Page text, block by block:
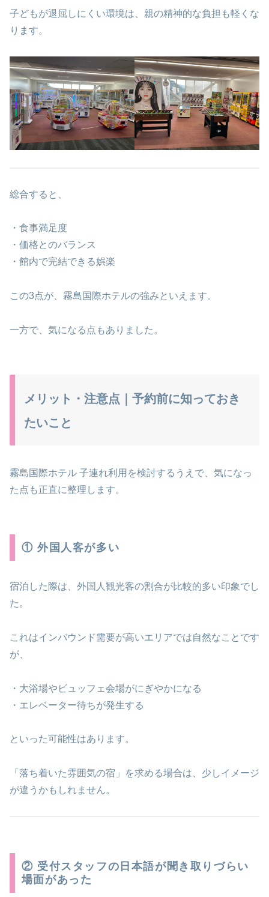
子どもが退屈しにくい環境は、親の精神的な負担も軽くな
ります。
総合すると、
・食事満足度
・価格とのバランス
・館内で完結できる娯楽
この3点が、霧島国際ホテルの強みといえます。
一方で、気になる点もありました。
メリット・注意点｜予約前に知っておき
たいこと
霧島国際ホテル 子連れ利用を検討するうえで、気になっ
た点も正直に整理します。
① 外国人客が多い
宿泊した際は、外国人観光客の割合が比較的多い印象でし
た。
これはインバウンド需要が高いエリアでは自然なことです
が、
・大浴場やビュッフェ会場がにぎやかになる
・エレベーター待ちが発生する
といった可能性はあります。
「落ち着いた雰囲気の宿」を求める場合は、少しイメージ
が違うかもしれません。
② 受付スタッフの日本語が聞き取りづらい
場面があった